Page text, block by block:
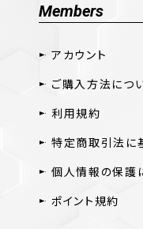
Members
アカウント
ご購入方法につ
利用規約
特定商取引法に
個人情報の保護
ポイント規約